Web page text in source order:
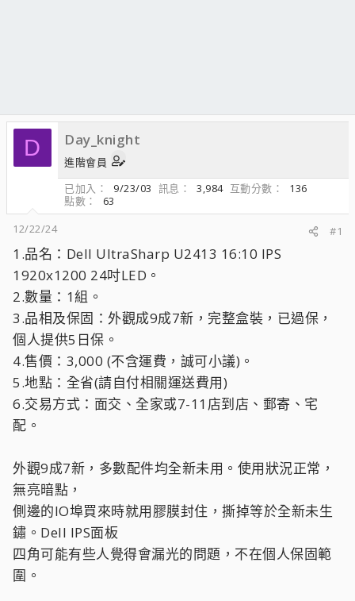
D Day_knight
進階會員
已加入
9/23/03 訊息 3,984 互動分數
136
點數
63
12/22/24
#1
1.品名：Dell UltraSharp U2413 16:10 IPS
1920x1200 24吋LED。
2.數量：1組。
3.品相及保固：外觀成9成7新，完整盒裝，已過保，
個人提供5日保。
4.售價：3,000 (不含運費，誠可小議)。
5.地點：全省(請自付相關運送費用)
6.交易方式：面交、全家或7-11店到店、郵寄、宅
配。
外觀9成7新，多數配件均全新未用。使用狀況正常，
無亮暗點，
側邊的IO埠買來時就用膠膜封住，撕掉等於全新未生
鏽。Dell IPS面板
四角可能有些人覺得會漏光的問題，不在個人保固範
圍。